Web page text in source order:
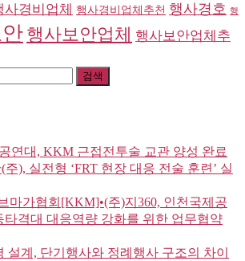
사경비업체 행사경비업체추천 행사경호 행
행사보안업체
행사보안업체추
연대, KKM 근접전투술 교관 양성 완료
), 실전형 ‘FRT 현장 대응 전술 훈련’ 실
마가협회[KKM]•(주)지360, 인천국제공
타격대 대응역량 강화를 위한 업무협약
설계, 단기행사와 정례행사 구조의 차이